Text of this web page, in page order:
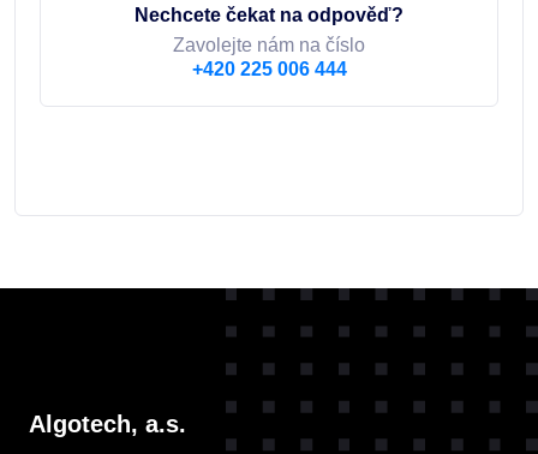
Nechcete čekat na odpověď?
Zavolejte nám na číslo
+420 225 006 444
Algotech, a.s.